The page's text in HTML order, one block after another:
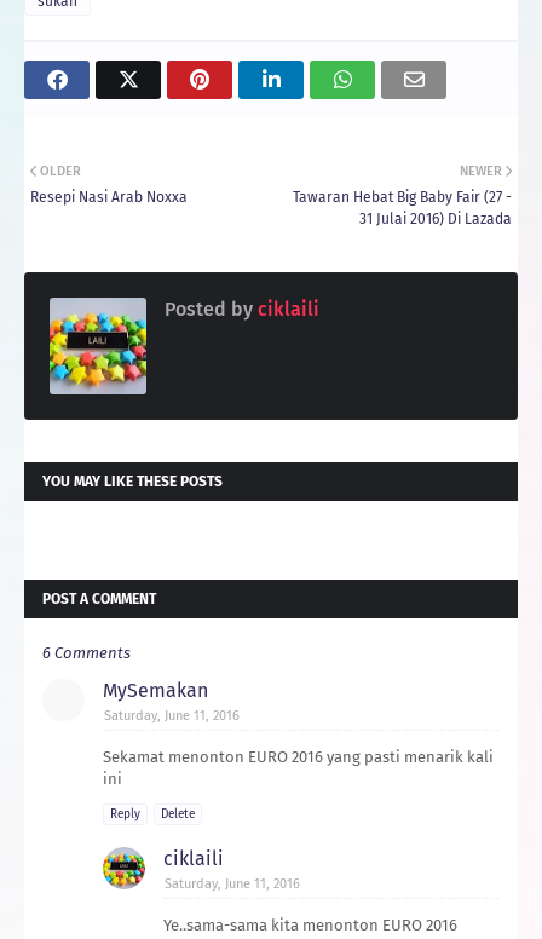
NEWER
Tawaran Hebat Big Baby Fair (27 -
31 Julai 2016) Di Lazada
OLDER
Resepi Nasi Arab Noxxa
Posted by ciklaili
YOU MAY LIKE THESE POSTS
POST A COMMENT
6 Comments
MySemakan
Saturday, June 11, 2016
Sekamat menonton EURO 2016 yang pasti menarik kali
ini
Reply Delete
ciklaili
Saturday, June 11, 2016
Ye..sama-sama kita menonton EURO 2016